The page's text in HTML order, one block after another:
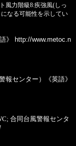
風力階級8:疾強風(しっ
なる可能性を示してい
》
http://www.metoc.n
報センター）《英語》
合同台風警報センタ